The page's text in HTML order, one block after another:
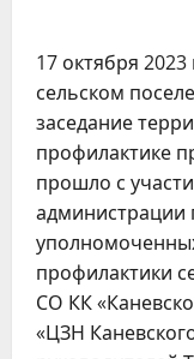
17 октября
сельском
заседание
профилактике
прошло с
администрации
профилактики
СО КК
«ЦЗН